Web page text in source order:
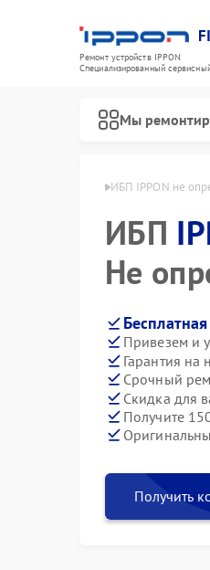
Ремонт устройств IPPON
Специализированный
Мы
ИБП IPPON не
ИБП
Не
Привезем и
Гарантия на
Срочный
Скидка для
Получите
Получить